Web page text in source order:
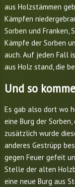
aus Holzstämmen
Kämpfen
Sorben und Franken,
Kämpfe der Sorben
auch. Auf jeden Fall
aus Holz stand, die
Und so
Es gab also dort wo
eine Burg der
zusätzlich wurde
anderes Gestrüpp
gegen Feuer gefeit
Stelle der alten
eine neue Burg aus